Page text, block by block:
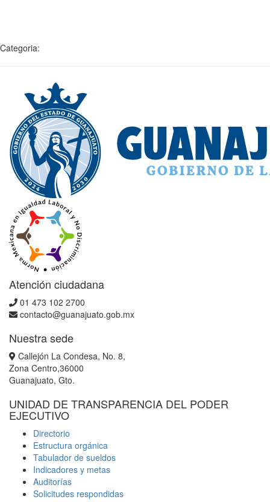
Categoria:
Atención ciudadana
01 473 102 2700
contacto@guanajuato.gob.mx
Nuestra sede
Callejón La Condesa, No. 8,
Zona Centro,36000
Guanajuato, Gto.
UNIDAD DE TRANSPARENCIA DEL PODER
EJECUTIVO
Directorio
Estructura orgánica
Tabulador de sueldos
Indicadores y metas
Auditorías
Solicitudes respondidas